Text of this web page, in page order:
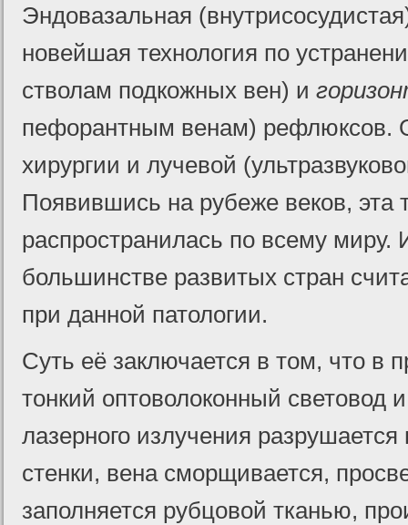
Эндовазальная
новейшая технология по
стволам подкожных вен) и
пефорантным венам) рефлюксов.
хирургии и лучевой
Появившись на рубеже веков, эта
распространилась по всему миру.
большинстве развитых стран
при данной патологии.
Суть её заключается в том, что в
тонкий оптоволоконный световод
лазерного излучения
стенки, вена сморщивается,
заполняется рубцовой тканью,